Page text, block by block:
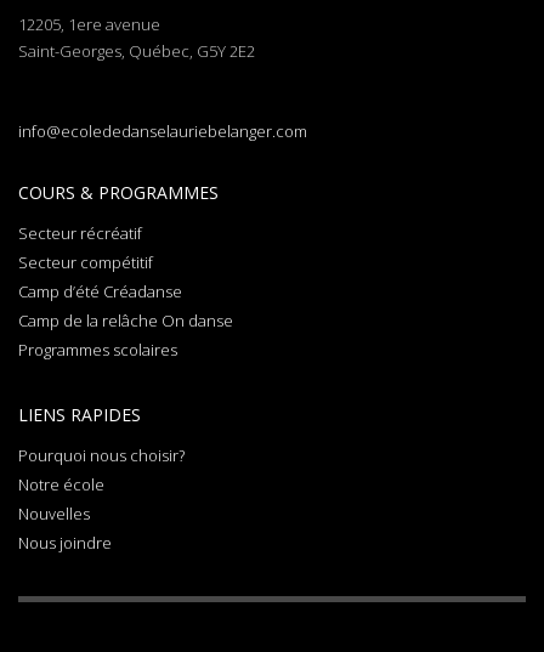
12205, 1ere avenue
Saint-Georges, Québec, G5Y 2E2
info@ecolededanselauriebelanger.com
COURS & PROGRAMMES
Secteur récréatif
Secteur compétitif
Camp d’été Créadanse
Camp de la relâche On danse
Programmes scolaires
LIENS RAPIDES
Pourquoi nous choisir?
Notre école
Nouvelles
Nous joindre